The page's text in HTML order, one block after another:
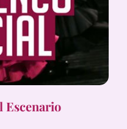
Escenario